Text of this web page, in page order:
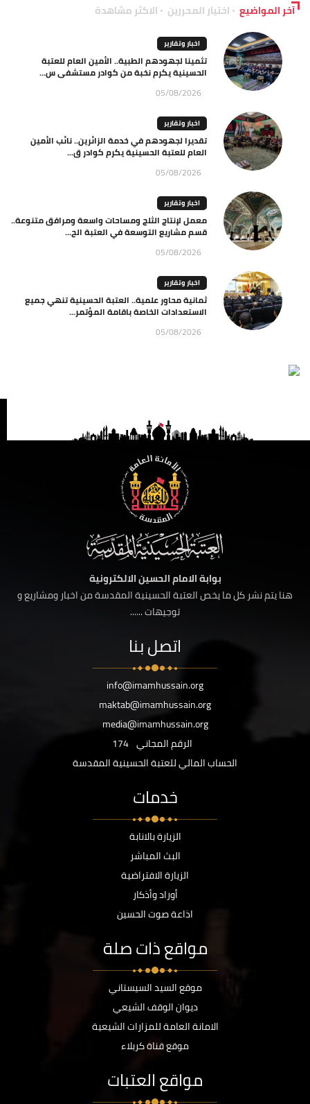
آخر المواضيع اختيار المحررين الاكثر مشاهدة
اخبار وتقارير
تثمينا لجهودهم الطبية.. الأمين العام للعتبة
الحسينية يكرم نخبة من كوادر مستشفى س...
05/08/2026
اخبار وتقارير
تقديرا لجهودهم في خدمة الزائرين.. نائب الأمين
العام للعتبة الحسينية يكرم كوادر ق...
05/08/2026
اخبار وتقارير
معمل لإنتاج الثلج ومساحات واسعة ومرافق متنوعة..
قسم مشاريع التوسعة في العتبة الح...
05/08/2026
اخبار وتقارير
ثمانية محاور علمية.. العتبة الحسينية تنهي جميع
الاستعدادات الخاصة باقامة المؤتمر...
05/08/2026
بوابة الامام الحسين الالكترونية
هنا يتم نشر كل ما يخص العتبة الحسينية المقدسة من اخبار ومشاريع و
توجيهات ......
اتصل بنا
info@imamhussain.org
maktab@imamhussain.org
media@imamhussain.org
الرقم المجاني 174
الحساب المالي للعتبة الحسينية المقدسة
خدمات
الزيارة بالانابة
البث المباشر
الزيارة الافتراضية
أوراد وأذكار
اذاعة صوت الحسين
مواقع ذات صلة
موقع السيد السيستاني
ديوان الوقف الشيعي
الامانة العامة للمزارات الشيعية
موقع قناة كربلاء
مواقع العتبات